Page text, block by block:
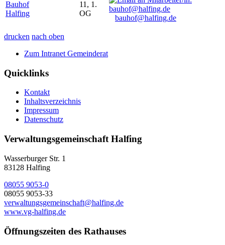
Bauhof
Halfing
11, 1.
OG
bauhof@halfing.de
drucken nach oben
Zum Intranet Gemeinderat
Quicklinks
Kontakt
Inhaltsverzeichnis
Impressum
Datenschutz
Verwaltungsgemeinschaft Halfing
Wasserburger Str. 1
83128 Halfing
08055 9053-0
08055 9053-33
verwaltungsgemeinschaft@halfing.de
www.vg-halfing.de
Öffnungszeiten des Rathauses